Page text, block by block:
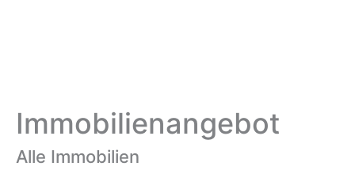
Immobilien­angebot
Alle Immobilien